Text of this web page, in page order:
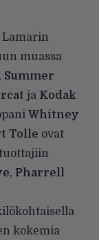
muassa
, Summer
ja Kodak
Whitney
Tolle ovat
, Pharrell
kokemia